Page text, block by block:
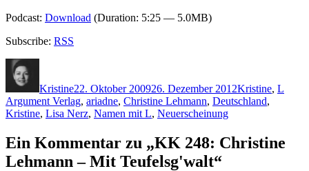
Podcast: Download (Duration: 5:25 — 5.0MB)
Subscribe: RSS
Kristine22. Oktober 200926. Dezember 2012Kristine, L
Argument Verlag, ariadne, Christine Lehmann, Deutschland,
Kristine, Lisa Nerz, Namen mit L, Neuerscheinung
Ein Kommentar zu „KK 248: Christine
Lehmann – Mit Teufelsg'walt“